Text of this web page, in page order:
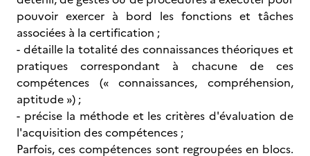
pouvoir exercer à bord les fonctions et tâches
associées à la certification ;
- détaille la totalité des connaissances théoriques et
pratiques correspondant à chacune de ces
compétences (« connaissances, compréhension,
aptitude ») ;
- précise la méthode et les critères d'évaluation de
l'acquisition des compétences ;
Parfois, ces compétences sont regroupées en blocs.